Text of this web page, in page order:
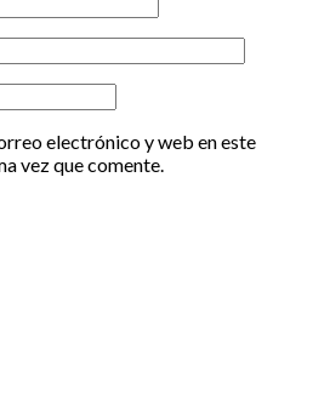
electrónico y web en este
vez que comente.